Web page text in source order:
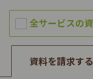
資料を請求する